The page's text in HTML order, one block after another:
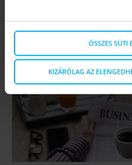
ÖSSZES SÜTI
KIZÁRÓLAG AZ